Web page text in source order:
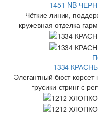
1451-NB
Чёткие линии,
кружевная отделка
1334
Элегантный бюст-корсет
трусики-стринг с